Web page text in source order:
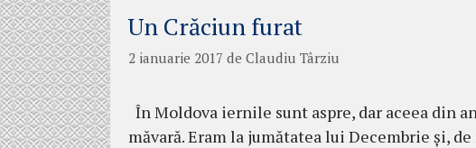
Un Crăciun furat
2 ianuarie 2017 de Claudiu Târziu
În Moldova iernile sunt aspre, dar aceea din
măvară. Eram la jumătatea lui Decembrie şi,